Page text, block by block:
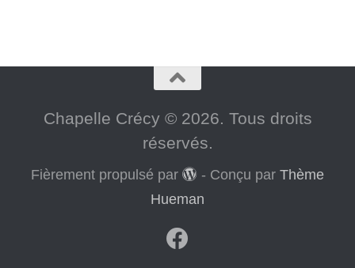
Chapelle Crécy © 2026. Tous droits
réservés.
Fièrement propulsé par - Conçu par Thème
Hueman